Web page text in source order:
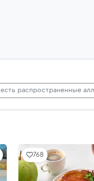
есть распространенные
768